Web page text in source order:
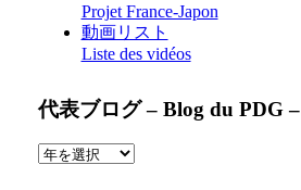
Projet France-Japon
動画リスト
Liste des vidéos
代表ブログ – Blog du PDG –